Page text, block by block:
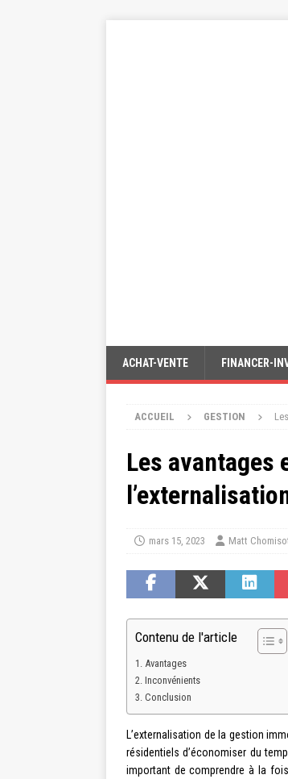
ACHAT-VENTE FINANCER-
ACCUEIL GESTION
Les avantages
mars 15, 2023 Matt
Contenu de l'article
Avantages
Inconvénients
Conclusion
L’externalisation de la gestion
résidentiels d’économiser du
important de comprendre à la